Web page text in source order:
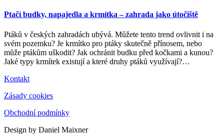
Ptačí budky, napajedla a krmítka – zahrada jako útočiště
Ptáků v českých zahradách ubývá. Můžete tento trend ovlivnit i na
svém pozemku? Je krmítko pro ptáky skutečně přínosem, nebo
může ptákům uškodit? Jak ochránit budku před kočkami a kunou?
Jaké typy krmítek existují a které druhy ptáků využívají?…
Kontakt
Zásady cookies
Obchodní podmínky
Design by Daniel Maixner